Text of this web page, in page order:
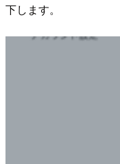
下します。